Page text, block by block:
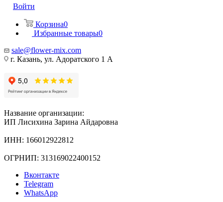
Войти
Корзина0
Избранные товары0
sale@flower-mix.com
г. Казань, ул. Адоратского 1 А
Название организации:
ИП Лисихина Зарина Айдаровна
ИНН: 166012922812
ОГРНИП: 313169022400152
Вконтакте
Telegram
WhatsApp